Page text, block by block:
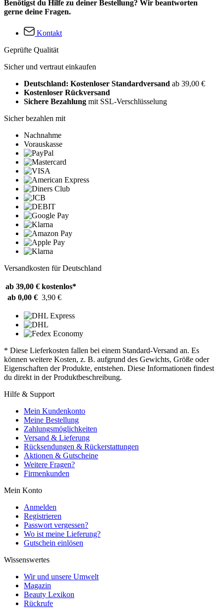
Benötigst du Hilfe zu deiner Bestellung? Wir beantworten
gerne deine Fragen.
Kontakt
Geprüfte Qualität
Sicher und vertraut einkaufen
Deutschland: Kostenloser Standardversand ab 39,00 €
Kostenloser Rückversand
Sichere Bezahlung mit SSL-Verschlüsselung
Sicher bezahlen mit
Nachnahme
Vorauskasse
Versandkosten für Deutschland
ab 39,00 € kostenlos*
ab 0,00 € 3,90 €
* Diese Lieferkosten fallen bei einem Standard-Versand an. Es
können weitere Kosten, z. B. aufgrund des Gewichts, Größe oder
Eigenschaften der Produkte, entstehen. Diese Informationen findest
du direkt in der Produktbeschreibung.
Hilfe & Support
Mein Kundenkonto
Meine Bestellung
Zahlungsmöglichkeiten
Versand & Lieferung
Rücksendungen & Rückerstattungen
Aktionen & Gutscheine
Weitere Fragen?
Firmenkunden
Mein Konto
Anmelden
Registrieren
Passwort vergessen?
Wo ist meine Lieferung?
Gutschein einlösen
Wissenswertes
Wir und unsere Umwelt
Magazin
Beauty Lexikon
Rückrufe